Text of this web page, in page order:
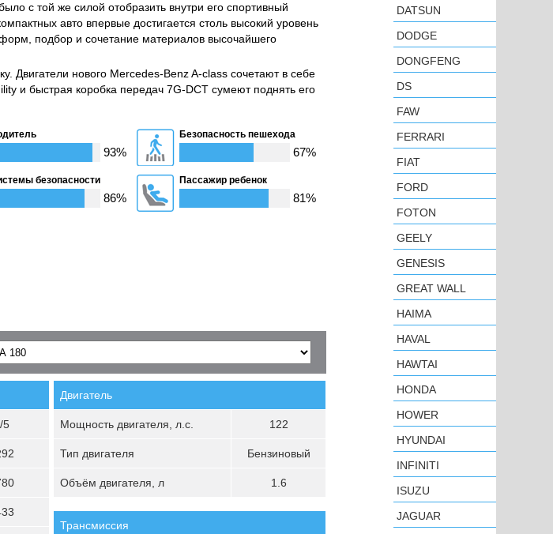
с той же силой отобразить внутри его спортивный
авто впервые достигается столь высокий уровень
подбор и сочетание материалов высочайшего
Двигатели нового Mercedes-Benz A-class сочетают в себе
и быстрая коробка передач 7G-DCT сумеют поднять его
93%
Безопасность пешехода
67%
безопасности
86%
Пассажир ребенок
81%
5
Двигатель
Мощность двигателя, л.с. 122
Тип двигателя Бензиновый
Объём двигателя, л 1.6
Трансмиссия
DATSUN
DODGE
DONGFENG
DS
FAW
FERRARI
FIAT
FORD
FOTON
GEELY
GENESIS
GREAT WALL
HAIMA
HAVAL
HAWTAI
HONDA
HOWER
HYUNDAI
INFINITI
ISUZU
JAGUAR